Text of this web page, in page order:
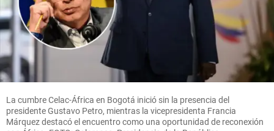
La cumbre Celac-África en Bogotá inició sin la presencia del
presidente Gustavo Petro, mientras la vicepresidenta Francia
Márquez destacó el encuentro como una oportunidad de reconexión